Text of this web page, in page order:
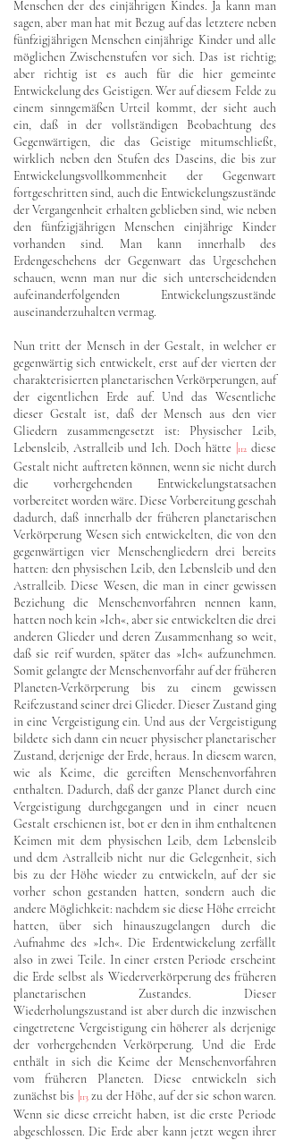
Menschen der des einjährigen Kindes. Ja kann man
sagen, aber man hat mit Bezug auf das letztere neben
fünfzigjährigen Menschen einjährige Kinder und alle
möglichen Zwischenstufen vor sich. Das ist richtig;
aber richtig ist es auch für die hier gemeinte
Entwickelung des Geistigen. Wer auf diesem Felde zu
einem sinngemäßen Urteil kommt, der sieht auch
ein, daß in der vollständigen Beobachtung des
Gegenwärtigen, die das Geistige mitumschließt,
wirklich neben den Stufen des Daseins, die bis zur
Entwickelungsvollkommenheit der Gegenwart
fortgeschritten sind, auch die Entwickelungszustände
der Vergangenheit erhalten geblieben sind, wie neben
den fünfzigjährigen Menschen einjährige Kinder
vorhanden sind. Man kann innerhalb des
Erdengeschehens der Gegenwart das Urgeschehen
schauen, wenn man nur die sich unterscheidenden
aufeinanderfolgenden Entwickelungszustände
auseinanderzuhalten vermag.
Nun tritt der Mensch in der Gestalt, in welcher er
gegenwärtig sich entwickelt, erst auf der vierten der
charakterisierten planetarischen Verkörperungen, auf
der eigentlichen Erde auf. Und das Wesentliche
dieser Gestalt ist, daß der Mensch aus den vier
Gliedern zusammengesetzt ist: Physischer Leib,
Lebensleib, Astralleib und Ich. Doch hätte
112 diese
Gestalt nicht auftreten können, wenn sie nicht durch
die vorhergehenden Entwickelungstatsachen
vorbereitet worden wäre. Diese Vorbereitung geschah
dadurch, daß innerhalb der früheren planetarischen
Verkörperung Wesen sich entwickelten, die von den
gegenwärtigen vier Menschengliedern drei bereits
hatten: den physischen Leib, den Lebensleib und den
Astralleib. Diese Wesen, die man in einer gewissen
Beziehung die Menschenvorfahren nennen kann,
hatten noch kein »Ich«, aber sie entwickelten die drei
anderen Glieder und deren Zusammenhang so weit,
daß sie reif wurden, später das »Ich« aufzunehmen.
Somit gelangte der Menschenvorfahr auf der früheren
Planeten-Verkörperung bis zu einem gewissen
Reifezustand seiner drei Glieder. Dieser Zustand ging
in eine Vergeistigung ein. Und aus der Vergeistigung
bildete sich dann ein neuer physischer planetarischer
Zustand, derjenige der Erde, heraus. In diesem waren,
wie als Keime, die gereiften Menschenvorfahren
enthalten. Dadurch, daß der ganze Planet durch eine
Vergeistigung durchgegangen und in einer neuen
Gestalt erschienen ist, bot er den in ihm enthaltenen
Keimen mit dem physischen Leib, dem Lebensleib
und dem Astralleib nicht nur die Gelegenheit, sich
bis zu der Höhe wieder zu entwickeln, auf der sie
vorher schon gestanden hatten, sondern auch die
andere Möglichkeit: nachdem sie diese Höhe erreicht
hatten, über sich hinauszugelangen durch die
Aufnahme des »Ich«. Die Erdentwickelung zerfällt
also in zwei Teile. In einer ersten Periode erscheint
die Erde selbst als Wiederverkörperung des früheren
planetarischen Zustandes. Dieser
Wiederholungszustand ist aber durch die inzwischen
eingetretene Vergeistigung ein höherer als derjenige
der vorhergehenden Verkörperung. Und die Erde
enthält in sich die Keime der Menschenvorfahren
vom früheren Planeten. Diese entwickeln sich
zunächst bis
113zu der Höhe, auf der sie schon waren.
Wenn sie diese erreicht haben, ist die erste Periode
abgeschlossen. Die Erde aber kann jetzt wegen ihrer